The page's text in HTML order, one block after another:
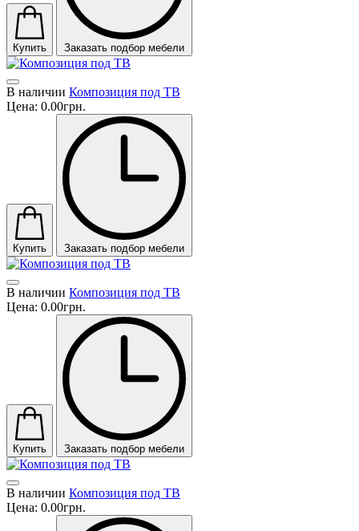
Купить Заказать подбор мебели
В наличии Композиция под ТВ
Цена: 0.00грн.
Купить Заказать подбор мебели
В наличии Композиция под ТВ
Цена: 0.00грн.
Купить Заказать подбор мебели
В наличии Композиция под ТВ
Цена: 0.00грн.